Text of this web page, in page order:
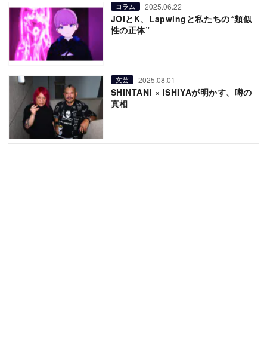
コラム 2025.06.22
JOIとK、Lapwingと私たちの“類似
性の正体”
文芸 2025.08.01
SHINTANI × ISHIYAが明かす、噂の
真相